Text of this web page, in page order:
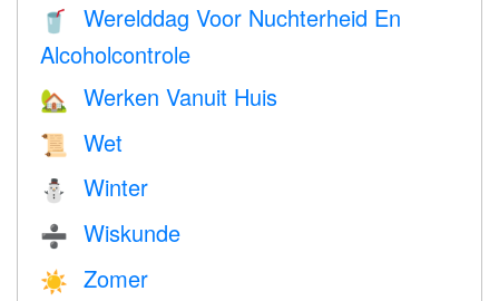
🥤
Werelddag Voor Nuchterheid En
Alcoholcontrole
🏡 Werken Vanuit Huis
📜 Wet
⛄ Winter
➗ Wiskunde
☀️ Zomer